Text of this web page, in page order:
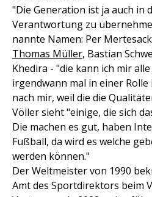
"Die Generation ist ja auch in
Verantwortung zu
nannte Namen: Per
Thomas Müller, Bastian
Khedira - "die kann ich mir
irgendwann mal in einer
nach mir, weil die die
Völler sieht "einige, die sich
Die machen es gut, haben
Fußball, da wird es welche
werden können."
Der Weltmeister von 1990
Amt des Sportdirektors beim